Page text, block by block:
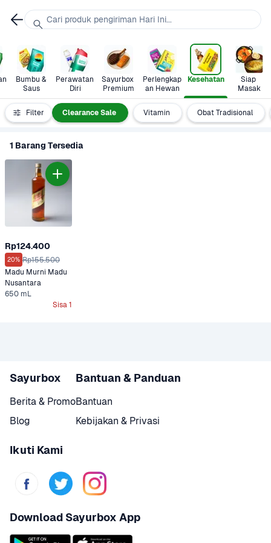
Bumbu &
Saus
Perawatan
Diri
Sayurbox
Premium
Perlengkap
an Hewan
Kesehatan
Siap
Masak
Filter Clearance Sale Vitamin Obat Tradisional
1 Barang Tersedia
Rp124.400
20% Rp155.500
Madu Murni Madu
Nusantara
650 mL
Sisa 1
Sayurbox
Berita & Promo
Blog
Bantuan & Panduan
Bantuan
Kebijakan & Privasi
Ikuti Kami
Download Sayurbox App
Cari produk pengiriman Hari Ini...